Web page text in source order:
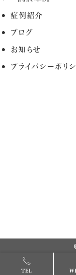
症例紹介
ブログ
お知らせ
プライバシーポリ
TEL